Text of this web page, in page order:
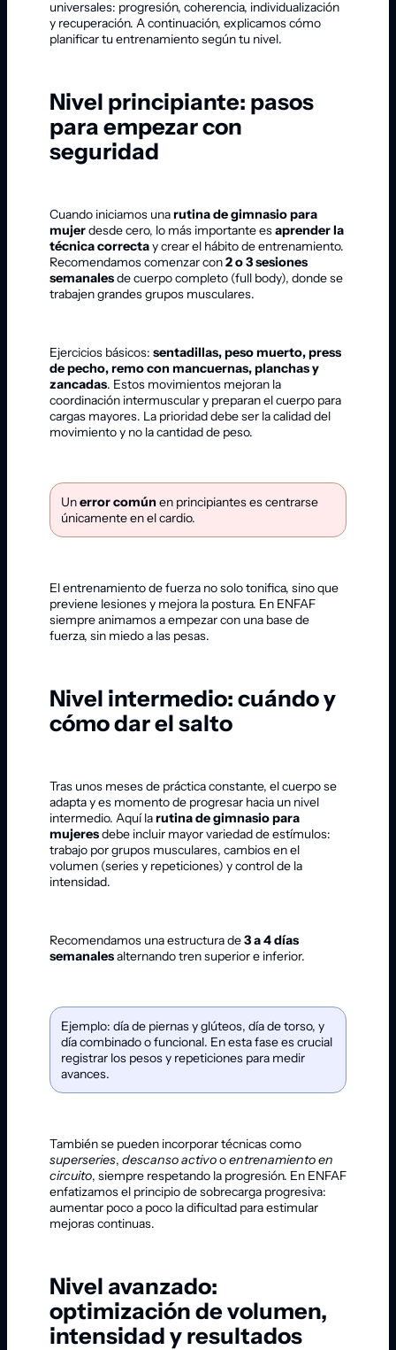
universales: progresión, coherencia, individualización
y recuperación. A continuación, explicamos cómo
planificar tu entrenamiento según tu nivel.
Nivel principiante: pasos
para empezar con
seguridad
Cuando iniciamos unarutina de gimnasio para
mujerdesde cero, lo más importante esaprender la
técnica correctay crear el hábito de entrenamiento.
Recomendamos comenzar con2 o 3 sesiones
semanalesde cuerpo completo (full body), donde se
trabajen grandes grupos musculares.
Ejercicios básicos: sentadillas, peso muerto, press
de pecho, remo con mancuernas, planchas y
zancadas. Estos movimientos mejoran la
coordinación intermuscular y preparan el cuerpo para
cargas mayores. La prioridad debe ser la calidad del
movimiento y no la cantidad de peso.
Unerror comúnen principiantes es centrarse
únicamente en el cardio.
El entrenamiento de fuerza no solo tonifica, sino que
previene lesiones y mejora la postura. En ENFAF
siempre animamos a empezar con una base de
fuerza, sin miedo a las pesas.
Nivel intermedio: cuándo y
cómo dar el salto
Tras unos meses de práctica constante, el cuerpo se
adapta y es momento de progresar hacia un nivel
intermedio. Aquí larutina de gimnasio para
mujeresdebe incluir mayor variedad de estímulos:
trabajo por grupos musculares, cambios en el
volumen (series y repeticiones) y control de la
intensidad.
Recomendamos una estructura de3 a 4 días
semanalesalternando tren superior e inferior.
Ejemplo: día de piernas y glúteos, día de torso, y
día combinado o funcional. En esta fase es crucial
registrar los pesos y repeticiones para medir
avances.
También se pueden incorporar técnicas como
superseries, descanso activooentrenamiento en
circuito, siempre respetando la progresión. En ENFAF
enfatizamos el principio de sobrecarga progresiva:
aumentar poco a poco la dificultad para estimular
mejoras continuas.
Nivel avanzado:
optimización de volumen,
intensidad y resultados